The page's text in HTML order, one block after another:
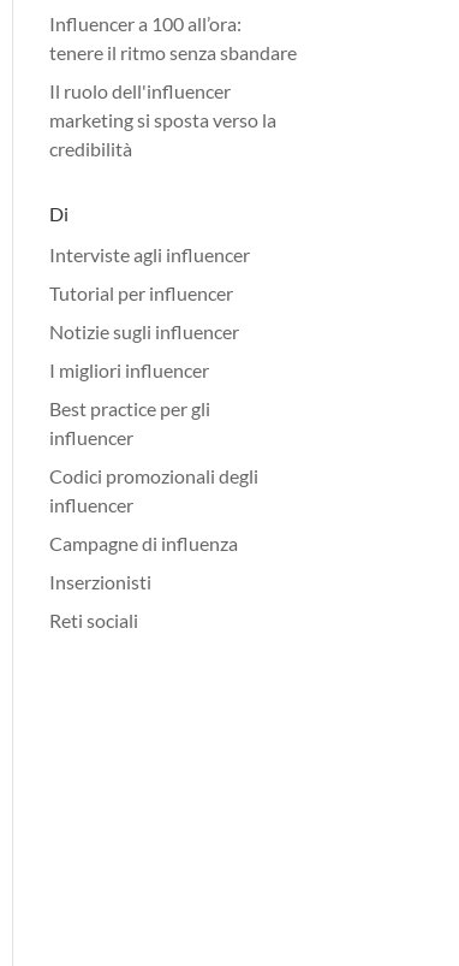
Influencer a 100 all’ora:
tenere il ritmo senza sbandare
Il ruolo dell'influencer
marketing si sposta verso la
credibilità
Di
Interviste agli influencer
Tutorial per influencer
Notizie sugli influencer
I migliori influencer
Best practice per gli
influencer
Codici promozionali degli
influencer
Campagne di influenza
Inserzionisti
Reti sociali